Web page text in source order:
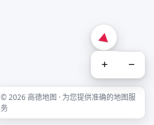
+ −
© 2026 高德地图 · 为您提供准确的地图服
务